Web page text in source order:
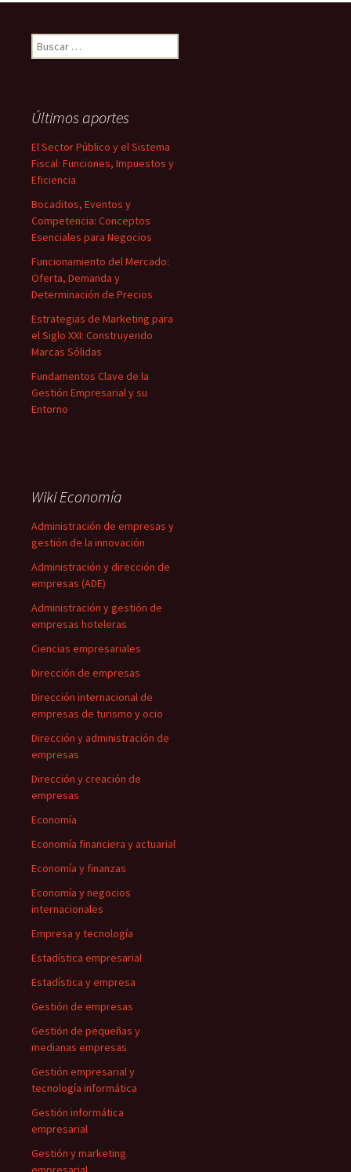
Buscar:
Últimos aportes
El Sector Público y el Sistema
Fiscal: Funciones, Impuestos y
Eficiencia
Bocaditos, Eventos y
Competencia: Conceptos
Esenciales para Negocios
Funcionamiento del Mercado:
Oferta, Demanda y
Determinación de Precios
Estrategias de Marketing para
el Siglo XXI: Construyendo
Marcas Sólidas
Fundamentos Clave de la
Gestión Empresarial y su
Entorno
Wiki Economía
Administración de empresas y
gestión de la innovación
Administración y dirección de
empresas (ADE)
Administración y gestión de
empresas hoteleras
Ciencias empresariales
Dirección de empresas
Dirección internacional de
empresas de turismo y ocio
Dirección y administración de
empresas
Dirección y creación de
empresas
Economía
Economía financiera y actuarial
Economía y finanzas
Economía y negocios
internacionales
Empresa y tecnología
Estadística empresarial
Estadística y empresa
Gestión de empresas
Gestión de pequeñas y
medianas empresas
Gestión empresarial y
tecnología informática
Gestión informática
empresarial
Gestión y marketing